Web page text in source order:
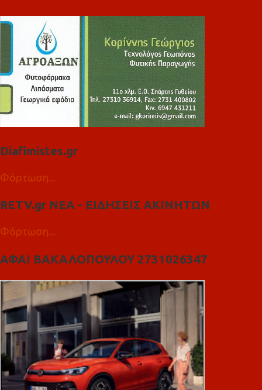
Diafimistes.gr
Φόρτωση...
RETV.gr ΝΕΑ - ΕΙΔΗΣΕΙΣ ΑΚΙΝΗΤΩΝ
Φόρτωση...
ΑΦΑΙ ΒΑΚΑΛΟΠΟΥΛΟΥ 2731026347